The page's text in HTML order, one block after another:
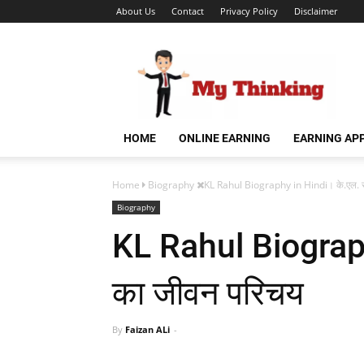
About Us Contact Privacy Policy Disclaimer
HOME ONLINE EARNING EARNING
Home Biography KL Rahul Biography in Hindi। के.एल.
Biography
KL Rahul
का जीवन परिचय
By Faizan ALi